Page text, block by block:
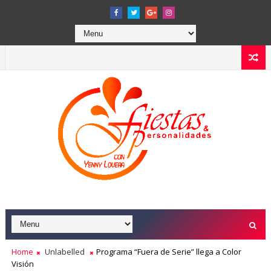
Home Unlabelled
Programa “Fuera de Serie” llega a Color
Visión